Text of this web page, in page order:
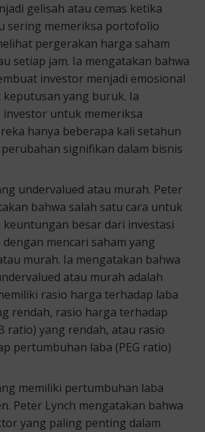
gelisah atau cemas ketika
sering memeriksa portofolio
pergerakan harga saham
setiap jam. Ia mengatakan bahwa
investor menjadi emosional
keputusan yang buruk. Ia
investor untuk memeriksa
hanya beberapa kali setahun
signifikan dalam bisnis
undervalued atau murah. Peter
bahwa salah satu cara untuk
keuntungan besar dari investasi
dengan mencari saham yang
murah. Ia mengatakan bahwa
atau murah adalah
rasio harga terhadap laba
rendah, rasio harga terhadap
ratio) yang rendah, atau rasio
pertumbuhan laba (PEG ratio)
memiliki pertumbuhan laba
Peter Lynch mengatakan bahwa
yang paling penting dalam